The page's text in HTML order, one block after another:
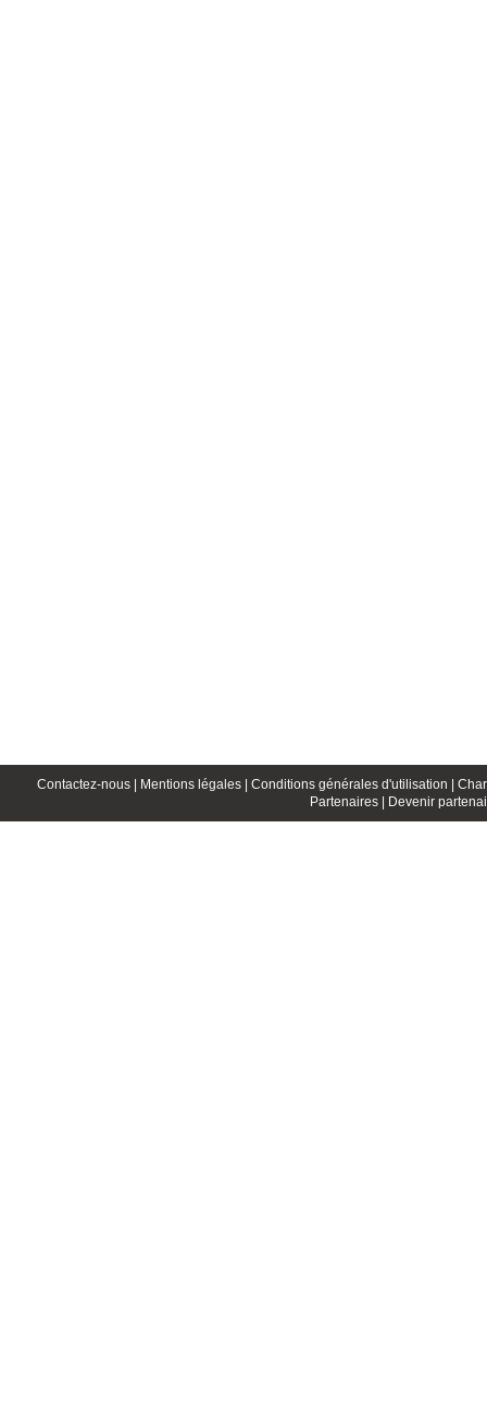
Contactez-nous | Mentions légales | Conditions générales d'utilisation |
Partenaires |
Devenir